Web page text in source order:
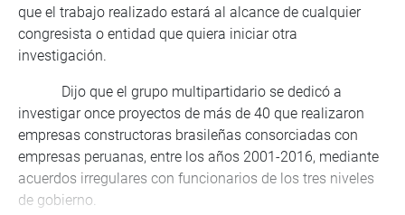
que el trabajo realizado estará al alcance de cualquier
congresista o entidad que quiera iniciar otra
investigación.
Dijo que el grupo multipartidario se dedicó a
investigar once proyectos de más de 40 que realizaron
empresas constructoras brasileñas consorciadas con
empresas peruanas, entre los años 2001-2016, mediante
acuerdos irregulares con funcionarios de los tres niveles
de gobierno.